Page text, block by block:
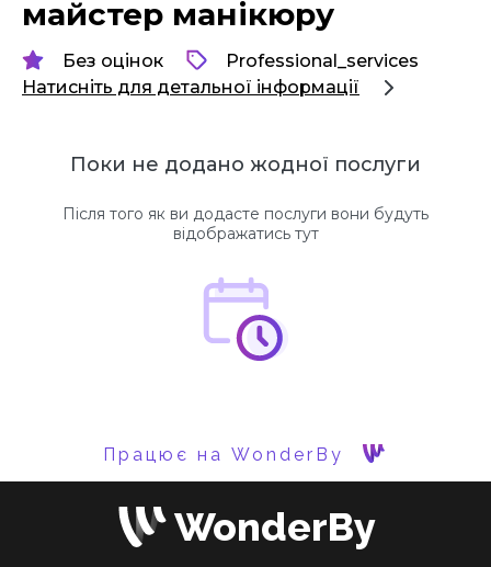
майстер манікюру
Без оцінок
Professional_services
Натисніть для детальної інформації
Поки не додано жодної послуги
Після того як ви додасте послуги вони будуть
відображатись тут
Працює на WonderBy
WonderBy